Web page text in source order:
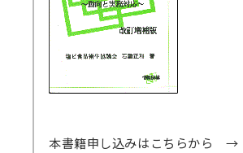
本書籍申し込みはこちらから →